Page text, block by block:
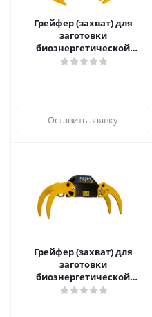
Грейфер (захват) для
заготовки
биоэнергетической
древесины proG50E6
Оставить заявку
Грейфер (захват) для
заготовки
биоэнергетической
древесины proG26E